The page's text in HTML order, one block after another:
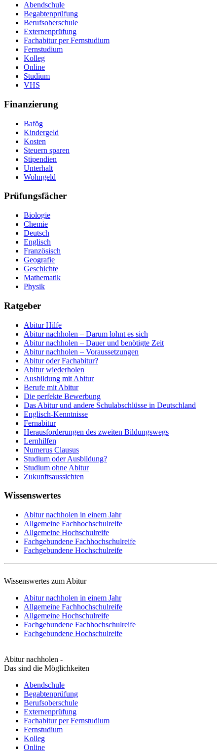
Abendschule
Begabtenprüfung
Berufsoberschule
Externenprüfung
Fachabitur per Fernstudium
Fernstudium
Kolleg
Online
Studium
VHS
Finanzierung
Bafög
Kindergeld
Kosten
Steuern sparen
Stipendien
Unterhalt
Wohngeld
Prüfungsfächer
Biologie
Chemie
Deutsch
Englisch
Französisch
Geografie
Geschichte
Mathematik
Physik
Ratgeber
Abitur Hilfe
Abitur nachholen – Darum lohnt es sich
Abitur nachholen – Dauer und benötigte Zeit
Abitur nachholen – Voraussetzungen
Abitur oder Fachabitur?
Abitur wiederholen
Ausbildung mit Abitur
Berufe mit Abitur
Die perfekte Bewerbung
Das Abitur und andere Schulabschlüsse in Deutschland
Englisch-Kenntnisse
Fernabitur
Herausforderungen des zweiten Bildungswegs
Lernhilfen
Numerus Clausus
Studium oder Ausbildung?
Studium ohne Abitur
Zukunftsaussichten
Wissenswertes
Abitur nachholen in einem Jahr
Allgemeine Fachhochschulreife
Allgemeine Hochschulreife
Fachgebundene Fachhochschulreife
Fachgebundene Hochschulreife
Wissenswertes zum Abitur
Abitur nachholen in einem Jahr
Allgemeine Fachhochschulreife
Allgemeine Hochschulreife
Fachgebundene Fachhochschulreife
Fachgebundene Hochschulreife
Abitur nachholen -
Das sind die Möglichkeiten
Abendschule
Begabtenprüfung
Berufsoberschule
Externenprüfung
Fachabitur per Fernstudium
Fernstudium
Kolleg
Online